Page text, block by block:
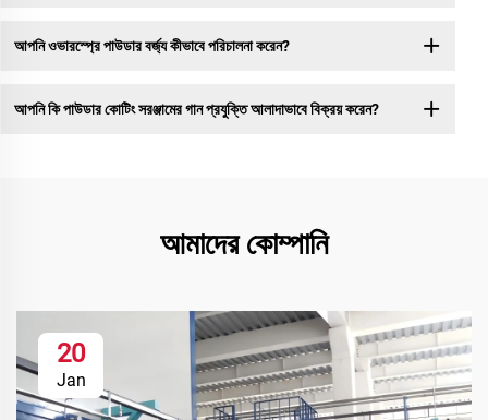
আপনি ওভারস্প্রে পাউডার বর্জ্য কীভাবে পরিচালনা করেন?
আপনি কি পাউডার কোটিং সরঞ্জামের গান প্রযুক্তি আলাদাভাবে বিক্রয় করেন?
আমাদের কোম্পানি
20
Jan